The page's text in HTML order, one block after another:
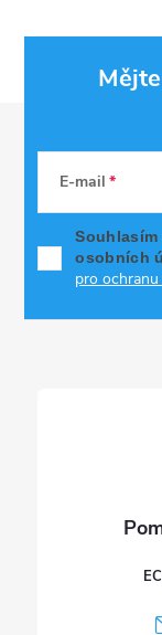
E-mail
osobních
pro